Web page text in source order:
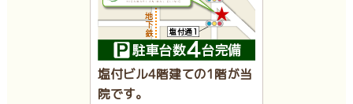
塩付ビル4階建ての1階が当
院です。